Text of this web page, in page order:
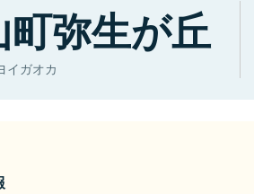
弥生が丘
イガオカ